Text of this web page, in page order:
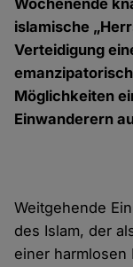
Wochenende
islamische
Verteidigung
Möglichkeiten
Einwanderern
Weitgehende
des Islam, der
einer harmlosen